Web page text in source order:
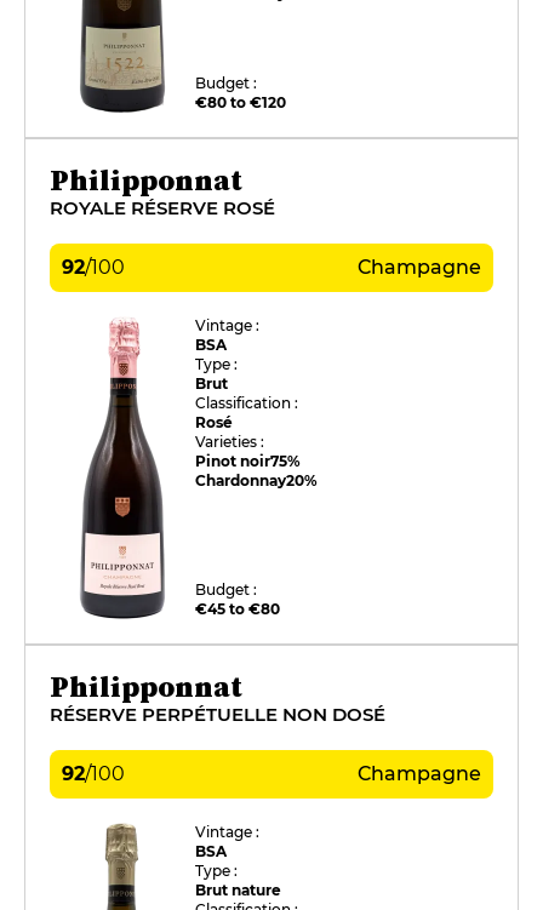
Budget :
€80 to €120
Philipponnat
ROYALE RÉSERVE ROSÉ
92/100 Champagne
Vintage :
BSA
Type :
Brut
Classification :
Rosé
Varieties :
Pinot noir75%
Chardonnay20%
Budget :
€45 to €80
Philipponnat
RÉSERVE PERPÉTUELLE NON DOSÉ
92/100 Champagne
Vintage :
BSA
Type :
Brut nature